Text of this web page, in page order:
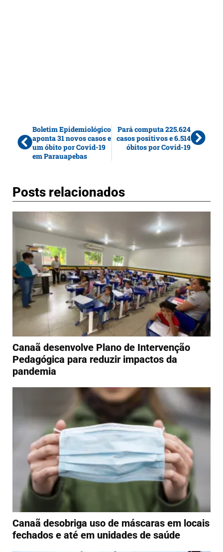
Boletim Epidemiológico
aponta 31 novos casos e
um óbito por Covid-19
em Parauapebas
Pará computa 225.624
casos positivos e 6.514
óbitos por Covid-19
Posts relacionados
Canaã desenvolve Plano de Intervenção
Pedagógica para reduzir impactos da
pandemia
Canaã desobriga uso de máscaras em locais
fechados e até em unidades de saúde